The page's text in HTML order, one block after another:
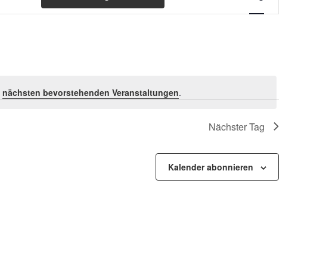
nächsten bevorstehenden Veranstaltungen.
Ansichten-
Nächster Tag
Kalender abonnieren